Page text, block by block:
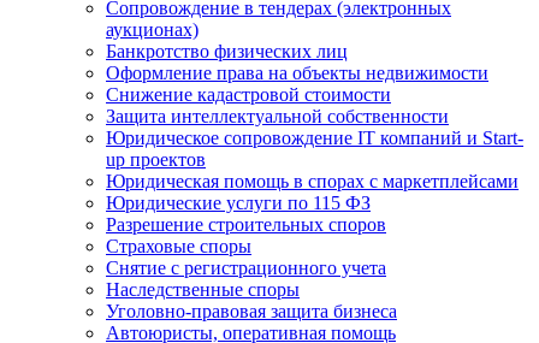
Сопровождение в тендерах (электронных
аукционах)
Банкротство физических лиц
Оформление права на объекты недвижимости
Снижение кадастровой стоимости
Защита интеллектуальной собственности
Юридическое сопровождение IT компаний и Start-
up проектов
Юридическая помощь в спорах с маркетплейсами
Юридические услуги по 115 ФЗ
Разрешение строительных споров
Страховые споры
Снятие с регистрационного учета
Наследственные споры
Уголовно-правовая защита бизнеса
Автоюристы, оперативная помощь